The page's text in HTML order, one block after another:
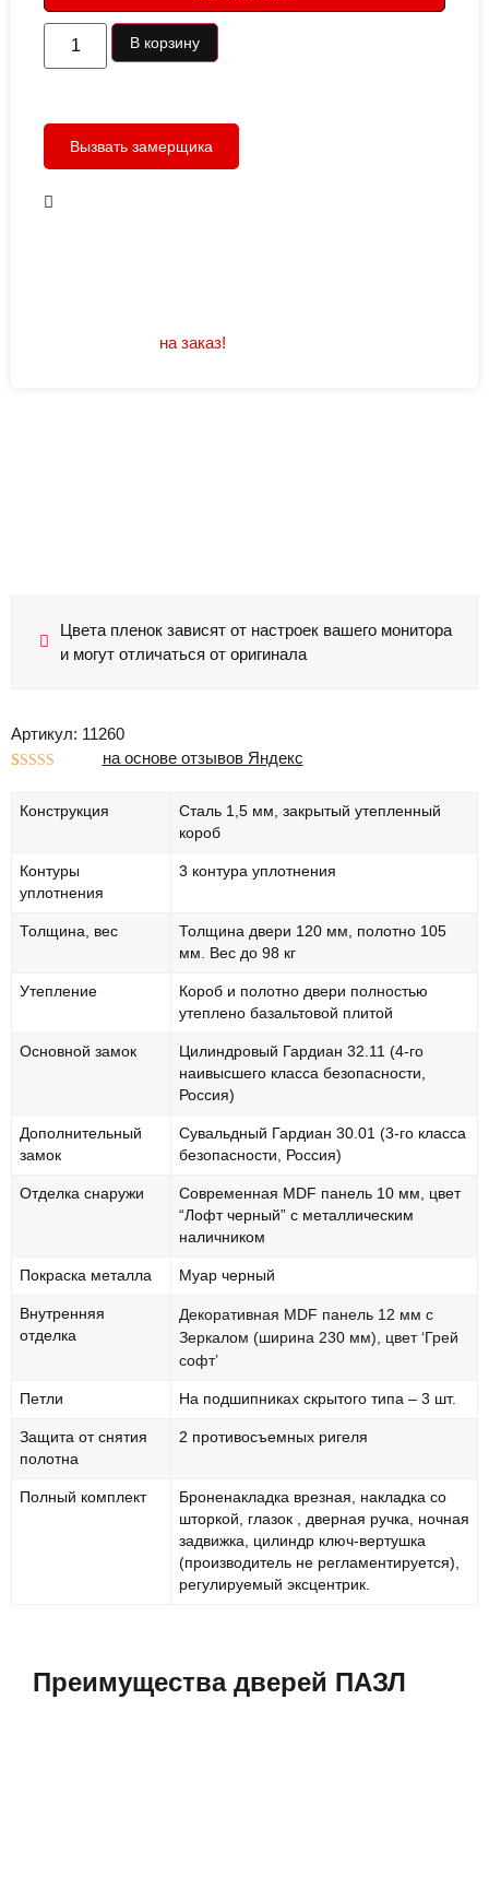
Артикул: 11260
основе
на основе отзывов Яндекс
Конструкция
Сталь 1,5 мм, закрытый утепленный
короб
Контуры
уплотнения
3 контура уплотнения
Толщина, вес
Толщина двери 120 мм, полотно 105
мм. Вес до 98 кг
Утепление
Короб и полотно двери полностью
утеплено базальтовой плитой
Основной замок
Цилиндровый Гардиан 32.11 (4-го
наивысшего класса безопасности,
Россия)
Дополнительный
замок
Сувальдный Гардиан 30.01 (3-го класса
безопасности, Россия)
Отделка снаружи
Современная MDF панель 10 мм, цвет
“Лофт черный” с металлическим
наличником
Покраска металла Муар черный
Внутренняя
отделка
Декоративная MDF панель 12 мм с
Зеркалом (ширина 230 мм), цвет ‘Грей
софт’
Петли На подшипниках скрытого типа – 3 шт.
Защита от снятия
полотна
2 противосъемных ригеля
Полный комплект
Броненакладка врезная, накладка со
шторкой, глазок , дверная ручка, ночная
задвижка, цилиндр ключ-вертушка
(производитель не регламентируется),
регулируемый эксцентрик.
В корзину
Вызвать замерщика
на заказ!
Цвета пленок зависят от настроек вашего монитора
и могут отличаться от оригинала
Преимущества дверей ПАЗЛ